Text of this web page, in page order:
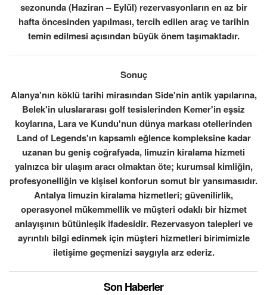
sezonunda (Haziran – Eylül) rezervasyonların en az bir
hafta öncesinden yapılması, tercih edilen araç ve tarihin
temin edilmesi açısından büyük önem taşımaktadır.
Sonuç
Alanya'nın köklü tarihi mirasından Side'nin antik yapılarına,
Belek'in uluslararası golf tesislerinden Kemer'in eşsiz
koylarına, Lara ve Kundu'nun dünya markası otellerinden
Land of Legends'ın kapsamlı eğlence kompleksine kadar
uzanan bu geniş coğrafyada, limuzin kiralama hizmeti
yalnızca bir ulaşım aracı olmaktan öte; kurumsal kimliğin,
profesyonelliğin ve kişisel konforun somut bir yansımasıdır.
Antalya limuzin kiralama hizmetleri; güvenilirlik,
operasyonel mükemmellik ve müşteri odaklı bir hizmet
anlayışının bütünleşik ifadesidir. Rezervasyon talepleri ve
ayrıntılı bilgi edinmek için müşteri hizmetleri birimimizle
iletişime geçmenizi saygıyla arz ederiz.
Son Haberler